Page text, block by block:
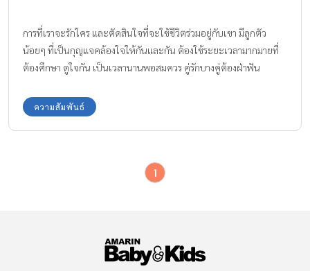
การที่เราจะรักใคร และตัดสินใจที่จะใช้ชีวิตร่วมอยู่กับเขา มีลูกตัว
น้อยๆ ที่เป็นกุญแจคล้องใจให้กันและกัน ต้องใช้ระยะเวลามากมายที่
ต้องศึกษา ดูใจกัน เป็นเวลานานพอสมควร คู่รักบางคู่ต้องฝ่าฟัน
แล้วคุณจะประทับใจ (Love wife)
ความสัมพันธ์
1